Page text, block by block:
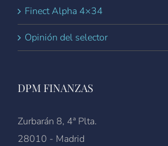
Finect Alpha 4×34
Opinión del selector
DPM FINANZAS
Zurbarán 8, 4ª Plta.
28010 - Madrid